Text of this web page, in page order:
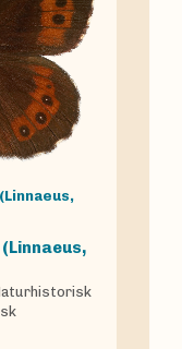
(Linnaeus,
(Linnaeus,